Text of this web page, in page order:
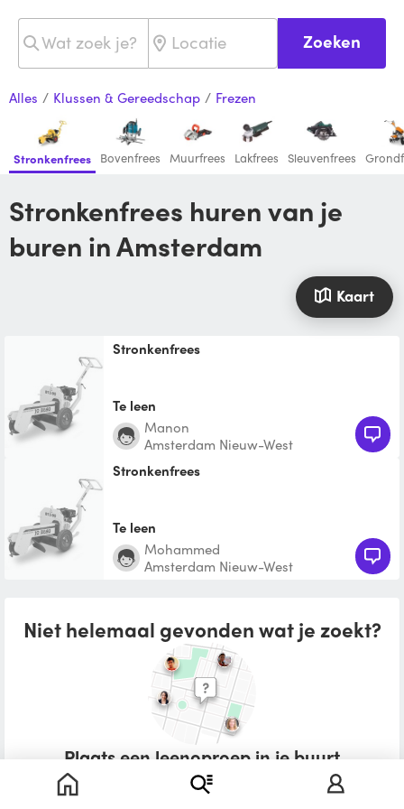
Zoeken
Alles / Klussen & Gereedschap / Frezen
Stronkenfrees Bovenfrees Muurfrees Lakfrees Sleuvenfrees
Stronkenfrees huren van je
buren in Amsterdam
Kaart
Stronkenfrees
Te leen
Manon
Amsterdam Nieuw-West
Stronkenfrees
Te leen
Mohammed
Amsterdam Nieuw-West
Niet helemaal gevonden wat je zoekt?
Plaats een leenoproep in je buurt
Wat zou je willen lenen?